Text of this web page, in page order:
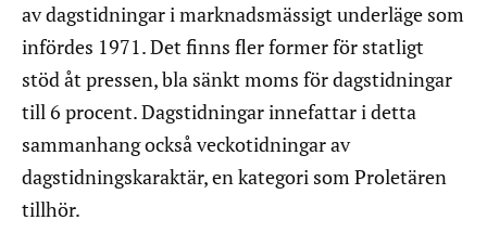
av dagstidningar i marknadsmässigt underläge som
infördes 1971. Det finns fler former för statligt
stöd åt pressen, bla sänkt moms för dagstidningar
till 6 procent. Dagstidningar innefattar i detta
sammanhang också veckotidningar av
dagstidningskaraktär, en kategori som Proletären
tillhör.